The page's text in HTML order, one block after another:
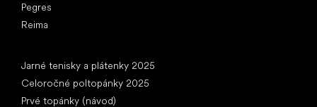
Pegres
Reima
Jarné tenisky a plátenky 2025
Celoročné poltopánky 2025
Prvé topánky (návod)